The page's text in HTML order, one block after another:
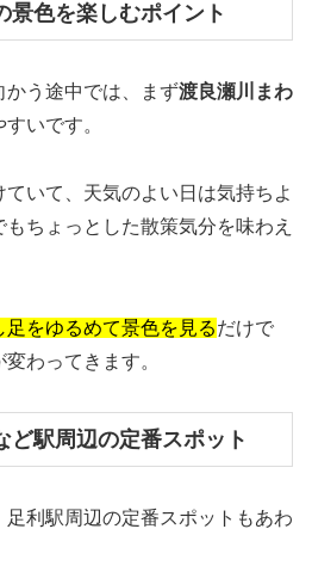
景色を楽しむポイント
かう途中では、まず渡良瀬川まわ
いです。
いて、天気のよい日は気持ちよ
ちょっとした散策気分を味わえ
をゆるめて景色を見るだけで
わってきます。
ど駅周辺の定番スポット
利駅周辺の定番スポットもあわ